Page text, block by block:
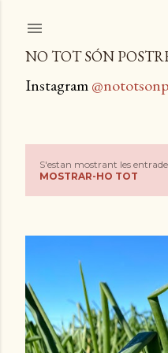
NO TOT SÓN
Instagram
t
a
d
S'estan mostrant les
MOSTRAR-HO TOT